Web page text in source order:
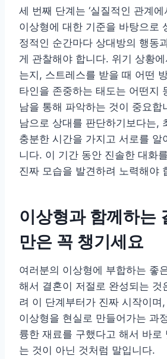
세 번째 단계는 ‘실질적인 관계에
이상형에 대한 기준을 바탕으로
정적인 순간마다 상대방의 행동
게 관찰해야 합니다. 위기 상황
는지, 스트레스를 받을 때 어떤
타인을 존중하는 태도는 어떤지
남을 통해 파악하는 것이 중요합
남으로 상대를 판단하기보다는,
충분한 시간을 가지고 서로를 알
니다. 이 기간 동안 진솔한 대화
진짜 모습을 발견하려 노력해야
이상형과 함께하는
만은 꼭 챙기세요
여러분의 이상형에 부합하는 좋
해서 결혼이 저절로 완성되는 것
려 이 단계부터가 진짜 시작이며
이상형을 현실로 만들어가는 과
륭한 재료를 구했다고 해서 바로
는 것이 아닌 것처럼 말입니다.